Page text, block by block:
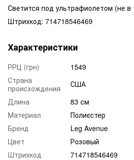
Светится под ультрафиолетом (не в
Штрихкод: 714718546469
Характеристики
РРЦ (грн)
1549
Страна
происхождения
США
Длина
83 см
Материал
Полиєстер
Бренд
Leg Avenue
Цвет
Розовый
Штрихкод
714718546469